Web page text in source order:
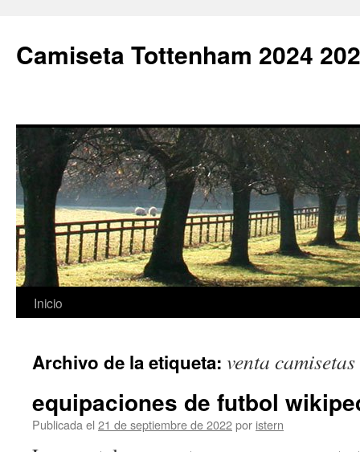
Camiseta Tottenham 2024
Saltar
contenido
Inicio
Archivo de la etiqueta: venta
equipaciones de futbol
Publicada el 21 de septiembre de 2022por istern